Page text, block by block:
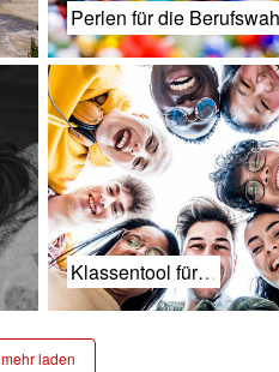
Perlen für die
Klassentool für…
mehr laden